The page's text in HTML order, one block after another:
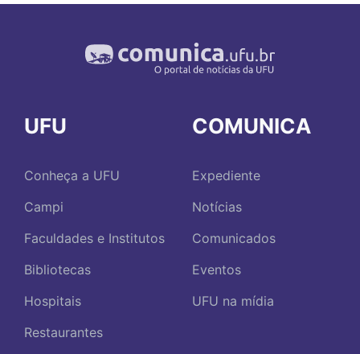
UFU
Conheça a UFU
Campi
Faculdades e Institutos
Bibliotecas
Hospitais
Restaurantes
COMUNICA
Expediente
Notícias
Comunicados
Eventos
UFU na mídia